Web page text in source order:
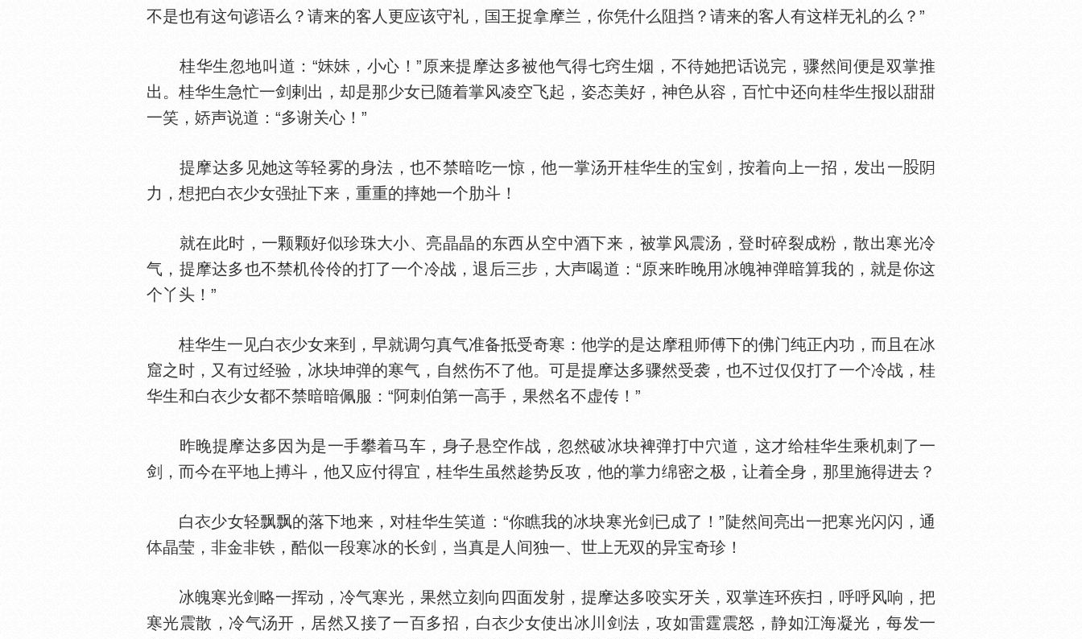
不是也有这句谚语么？请来的客人更应该守礼，
王捉拿摩兰，你凭什么阻挡？请来的客人有这样无礼的么？”
桂华生忽地叫道：“
，小心！”原来提摩达多被他气得七窍生烟，不待她把话说完，骤然间便是双掌推
出。桂华生急忙一剑剌出，却是那少女已随着掌风凌空飞起，姿态美好，神
从容，百忙中还向桂华生报以甜甜
一笑，
声说道：“多谢关心！”
提摩达多见她这等轻雾的身法，也不禁暗吃一惊，他一掌汤开桂华生的宝剑，按着向上一招，发出一
力，想把白
少女强扯下来，重重的摔她一个肋斗！
就在此时，一颗颗好似珍珠大小、亮晶晶的东西从空中酒下来，被掌风震汤，登时碎裂成粉，散出寒光冷
气，提摩达多也不禁机伶伶的打了一个冷战，退后三步，大声喝道：“原来昨晚用冰魄神弹暗算我的，就是你这
个丫头！”
桂华生一见白
少女来到，早就调匀真气准备抵受奇寒：他学的是达摩租师傅下的佛门纯正内功，而且在冰
窟之时，又有过经验，冰块坤弹的寒气，自然伤不了他。可是提摩达多骤然受袭，也不过仅仅打了一个冷战，桂
华生和白
少女都不禁暗暗佩服：“阿刺伯第一高手，果然名不虚传！”
昨晚提摩达多因为是一手攀着马车，身子悬空作战，忽然破冰块裨弹打中穴道，这才给桂华生乘机刺了一
剑，而今在平地上搏斗，他又应付得宜，桂华生虽然趁势反攻，他的掌力绵密之极，让着全身，那里施得进去？
白
少女轻飘飘的落下地来，对桂华生笑道：“你瞧我的冰块寒光剑已成了！”陡然间亮出一把寒光闪闪，通
晶莹，非金非铁，酷似一段寒冰的长剑，当真是人间独一、世上无双的异宝奇珍！
冰魄寒光剑略一挥动，冷气寒光，果然立刻向四面发射，提摩达多咬实牙关，双掌连环疾扫，呼呼风响，把
寒光震散，冷气汤开，居然又接了一百多招，白
少女使出冰川剑法，攻如雷霆震怒，静如江海凝光，每发一